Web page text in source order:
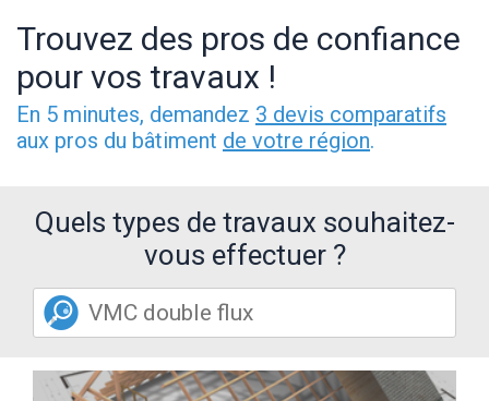
Trouvez des pros de confiance
pour vos travaux !
En 5 minutes, demandez 3 devis comparatifs
aux pros du bâtiment de votre région.
Quels types de travaux souhaitez-
vous effectuer ?